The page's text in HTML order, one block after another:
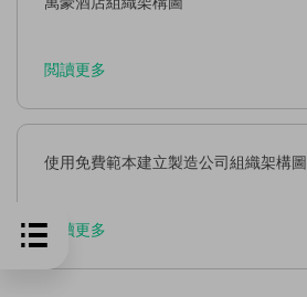
閲讀更多
使用免費範本建立製造公司組織架構圖
閲讀更多